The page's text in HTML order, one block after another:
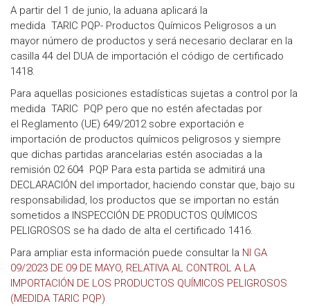
A partir del 1 de junio, la aduana aplicará la
medida TARIC PQP- Productos Químicos Peligrosos a un
mayor número de productos y será necesario declarar en la
casilla 44 del DUA de importación el código de certificado
1418.
Para aquellas posiciones estadísticas sujetas a control por la
medida TARIC PQP pero que no estén afectadas por
el Reglamento (UE) 649/2012 sobre exportación e
importación de productos químicos peligrosos y siempre
que dichas partidas arancelarias estén asociadas a la
remisión 02 604 PQP Para esta partida se admitirá una
DECLARACIÓN del importador, haciendo constar que, bajo su
responsabilidad, los productos que se importan no están
sometidos a INSPECCIÓN DE PRODUCTOS QUÍMICOS
PELIGROSOS se ha dado de alta el certificado 1416.
Para ampliar esta información puede consultar la NI GA
09/2023 DE 09 DE MAYO, RELATIVA AL CONTROL A LA
IMPORTACIÓN DE LOS PRODUCTOS QUÍMICOS PELIGROSOS
(MEDIDA TARIC PQP)